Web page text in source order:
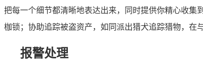
把每一个细节都清晰地表达出来，同时提供你精心收集
枷锁；协助追踪被盗资产，如同派出猎犬追踪猎物，在
报警处理